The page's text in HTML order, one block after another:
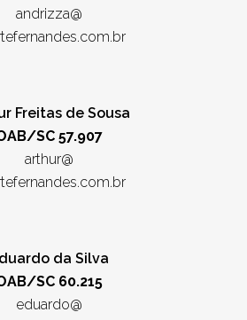
andrizza@
Freitas de Sousa
SC 57.907
arthur@
da Silva
SC 60.215
eduardo@